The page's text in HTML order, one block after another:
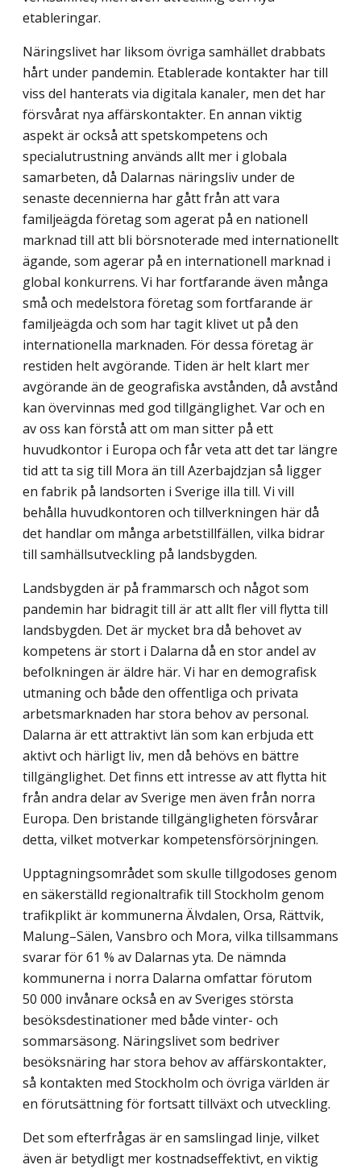
etableringar.
Näringslivet har liksom övriga samhället drabbats
hårt under pandemin. Etablerade kontakter har till
viss del hanterats via digitala kanaler, men det har
försvårat nya affärs­kontakter. En annan viktig
aspekt är också att spetskompetens och
specialutrustning används allt mer i globala
samarbeten, då Dalarnas näringsliv under de
senaste decen­nierna har gått från att vara
familjeägda företag som agerat på en nationell
marknad till att bli börsnoterade med internationellt
ägande, som agerar på en internationell marknad i
global konkurrens. Vi har fortfarande även många
små och medelstora företag som fortfarande är
familjeägda och som har tagit klivet ut på den
internationella marknaden. För dessa företag är
restiden helt avgörande. Tiden är helt klart mer
avgörande än de geografiska avstånden, då avstånd
kan övervinnas med god tillgänglighet. Var och en
av oss kan förstå att om man sitter på ett
huvudkontor i Europa och får veta att det tar längre
tid att ta sig till Mora än till Azerbajdzjan så ligger
en fabrik på landsorten i Sverige illa till. Vi vill
behålla huvudkontoren och tillverkningen här då
det handlar om många arbetstillfällen, vilka bidrar
till samhällsutveckling på landsbygden.
Landsbygden är på frammarsch och något som
pandemin har bidragit till är att allt fler vill flytta till
landsbygden. Det är mycket bra då behovet av
kompetens är stort i Dalarna då en stor andel av
befolkningen är äldre här. Vi har en demografisk
utmaning och både den offentliga och privata
arbetsmarknaden har stora behov av personal.
Dalarna är ett attraktivt län som kan erbjuda ett
aktivt och härligt liv, men då behövs en bättre
tillgänglighet. Det finns ett intresse av att flytta hit
från andra delar av Sverige men även från norra
Europa. Den bristande tillgängligheten försvårar
detta, vilket motverkar kompetensförsörjningen.
Upptagningsområdet som skulle tillgodoses genom
en säkerställd regionaltrafik till Stockholm genom
trafikplikt är kommunerna Älvdalen, Orsa, Rättvik,
Malung–Sälen, Vansbro och Mora, vilka tillsammans
svarar för 61 % av Dalarnas yta. De nämnda
kommunerna i norra Dalarna omfattar förutom
50 000 invånare också en av Sveriges största
besöksdestinationer med både vinter- och
sommarsäsong. Näringslivet som bedriver
besöksnäring har stora behov av affärskontakter,
så kontakten med Stockholm och övriga världen är
en förutsättning för fortsatt tillväxt och utveckling.
Det som efterfrågas är en samslingad linje, vilket
även är betydligt mer kostnads­effektivt, en viktig